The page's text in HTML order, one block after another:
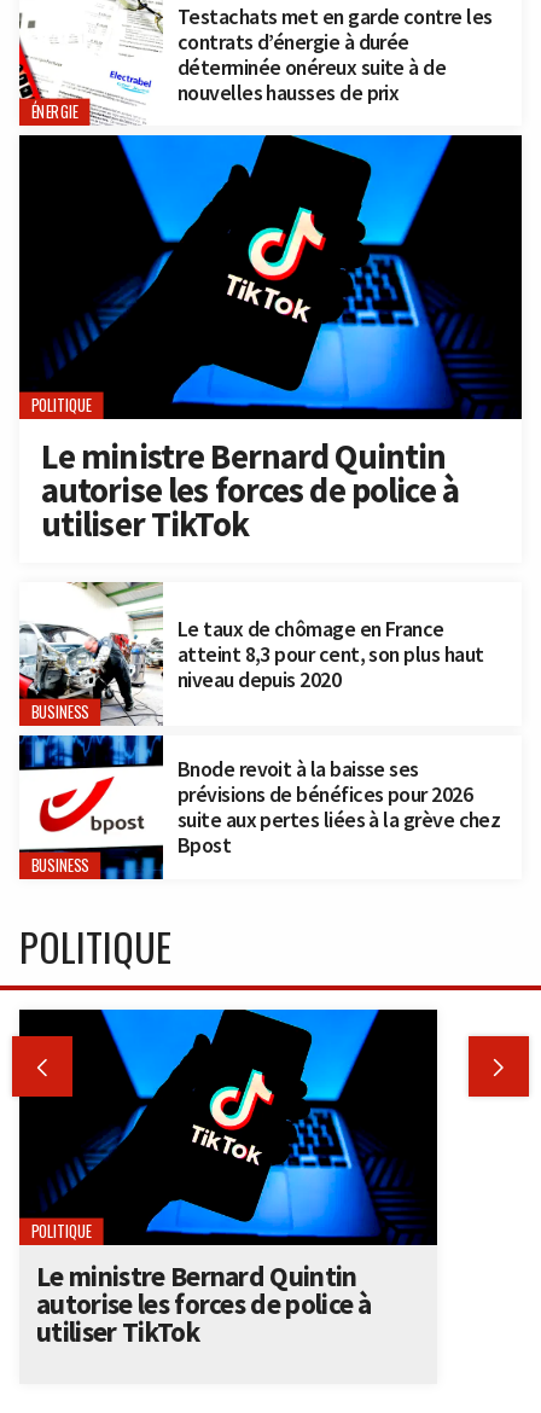
ÉNERGIE
Testachats met en garde contre les
contrats d’énergie à durée
déterminée onéreux suite à de
nouvelles hausses de prix
POLITIQUE
Le ministre Bernard Quintin
autorise les forces de police à
utiliser TikTok
BUSINESS
Le taux de chômage en France
atteint 8,3 pour cent, son plus haut
niveau depuis 2020
BUSINESS
Bnode revoit à la baisse ses
prévisions de bénéfices pour 2026
suite aux pertes liées à la grève chez
Bpost
POLITIQUE
 
POLITIQUE
Le ministre Bernard Quintin
autorise les forces de police à
utiliser TikTok